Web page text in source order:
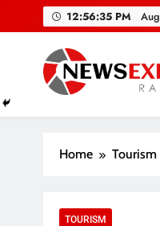
12:56:36 PM
Home Tourism
TOURISM